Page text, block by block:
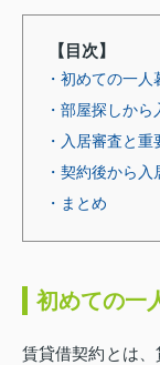
【目次】
・初めての一
・部屋探しか
・入居審査と
・契約後から
・まとめ
初めての一
賃貸借契約とは